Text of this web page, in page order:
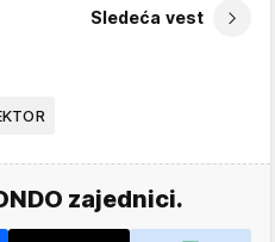
Sledeća vest
zajednici.